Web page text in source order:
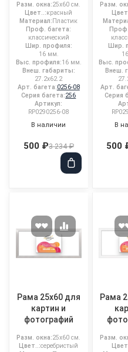
Разм. окна:25x60 см.
Цвет..:красный
Материал: Пластик
Проф. багета:
классический
Шир. профиля:
16 мм.
Выс. профиля:16 мм.
Внеш. габариты:
27.2x62.2
Арт. багета:0256-08
Серия багета:256
Артикул:
RP0290256-08
В наличии
500 ₽3 234 ₽
Разм.
Шир.
Выс.
Внеш.
Арт.
Серия
В
500
Рама 25x60 для
картин и
фотографий
Разм. окна:25x60 см.
Цвет..:серебристый
Рама
Разм.